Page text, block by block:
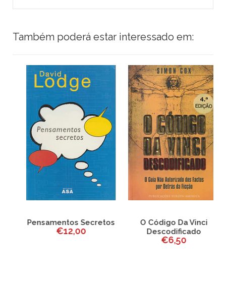
Também poderá estar interessado em:
Pensamentos Secretos
€12,00
O Código Da Vinci
Descodificado
€6,50